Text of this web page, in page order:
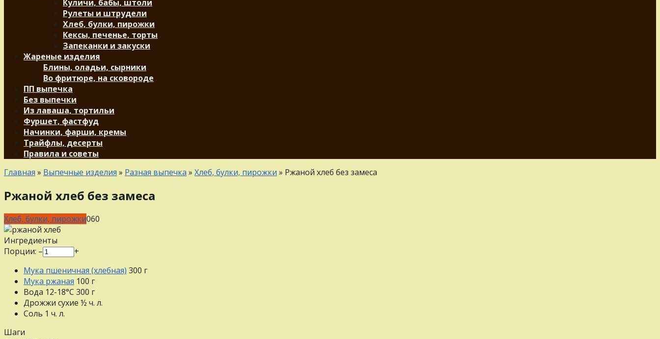
Куличи, бабы, штоли
Рулеты и штрудели
Хлеб, булки, пирожки
Кексы, печенье, торты
Запеканки и закуски
Жареные изделия
Блины, оладьи, сырники
Во фритюре, на сковороде
ПП выпечка
Без выпечки
Из лаваша, тортильи
Фуршет, фастфуд
Начинки, фарши, кремы
Трайфлы, десерты
Правила и советы
Главная » Выпечные изделия » Разная выпечка » Хлеб, булки, пирожки » Ржаной хлеб без замеса
Ржаной хлеб без замеса
Хлеб, булки, пирожки060
Ингредиенты
Порции: –
+
Мука пшеничная (хлебная) 300 г
Мука ржаная 100 г
Вода 12-18°С 300 г
Дрожжи сухие ½ ч. л.
Соль 1 ч. л.
Шаги